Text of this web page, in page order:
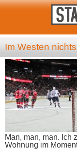
Im Westen
Man, man, man. Ich
Wohnung im